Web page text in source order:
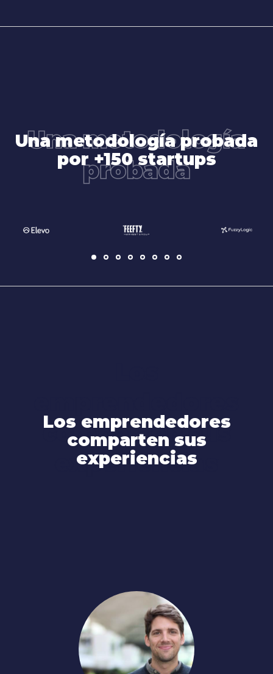
Una metodología
probada
Una metodología probada
por +150 startups
comparten sus
experiencias
Los emprendedores
comparten sus
experiencias